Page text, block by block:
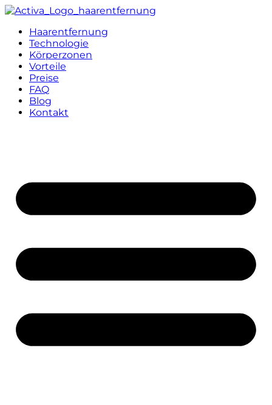
Haarentfernung
Technologie
Körperzonen
Vorteile
Preise
FAQ
Blog
Kontakt